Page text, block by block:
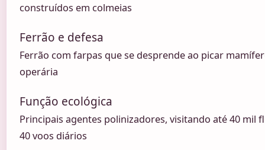
construídos em colmeias
Ferrão e defesa
Ferrão com farpas que se desprende ao picar
operária
Função ecológica
Principais agentes polinizadores, visitando até 40 mil
40 voos diários